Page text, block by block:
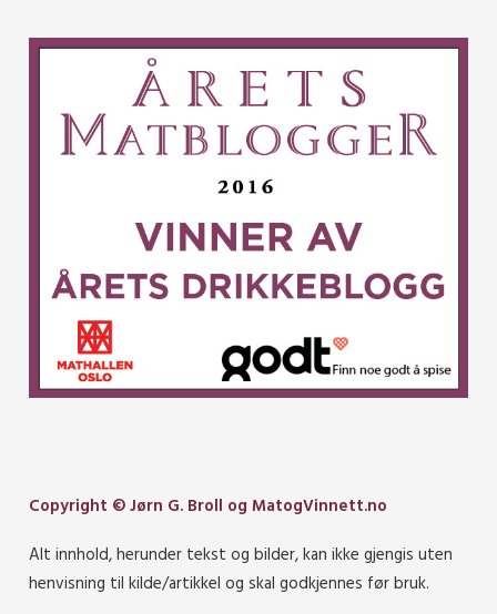
Copyright © Jørn G. Broll og MatogVinnett.no
Alt innhold, herunder tekst og bilder, kan ikke gjengis uten
henvisning til kilde/artikkel og skal godkjennes før bruk.